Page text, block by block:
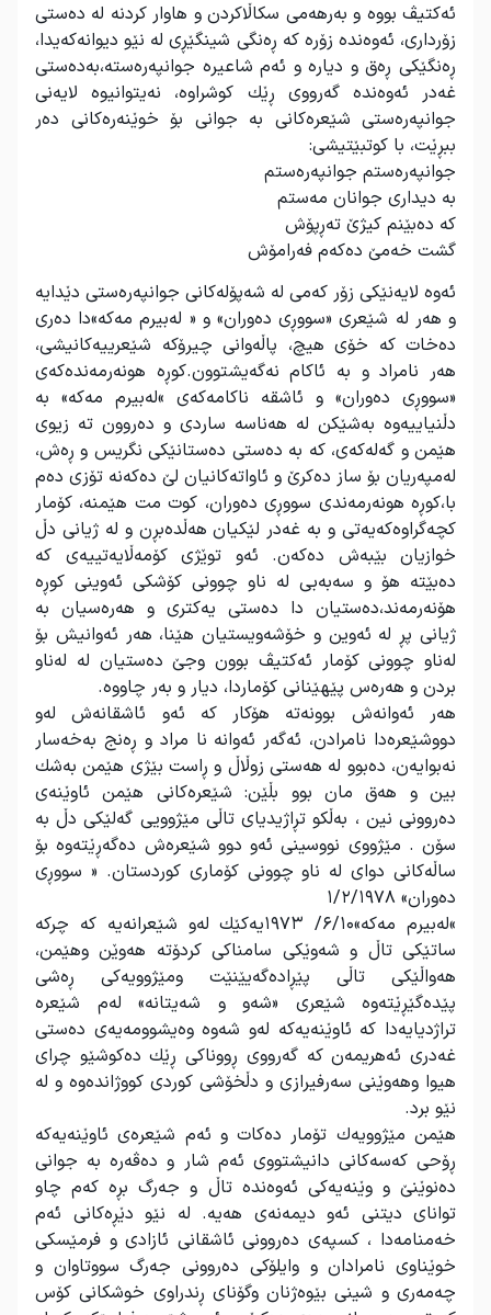
ئەكتیڤ بووە و بەرهەمی سكاڵاكردن و هاوار كردنە لە دەستی
زۆرداری، ئەوەندە زۆرە كە ڕەنگی شینگێڕی لە نێو دیوانەكەیدا،
ڕەنگێكی ڕەق و دیارە و ئەم شاعیرە جوانپەرەستە،بەدەستی
غەدر ئەوەندە گەرووی ڕێك كوشراوە، نەیتوانیوە لایەنی
جوانپەرەستی شێعرەكانی بە جوانی بۆ خوێنەرەكانی دەر
ببڕێت، با كوتبێتیشی:
جوانپەرەستم جوانپەرەستم
بە دیداری جوانان مەستم
كە دەبێنم كیژێ تەڕپۆش
گشت خەمێ دەكەم فەرامۆش
ئەوە لایەنێكی زۆر كەمی لە شەپۆلەكانی جوانپەرەستی دێدایە
و هەر لە شێعری «سووڕی دەوران» و « لەبیرم مەكە»دا دەری
دەخات كە خۆی هیچ، پاڵەوانی چیرۆكە شێعرییەكانیشی،
هەر نامراد و بە ئاكام نەگەیشتوون.كوڕە هونەرمەندەكەی
«سووڕی دەوران» و ئاشقە ناكامەكەی »لەبیرم مەكە» بە
دڵنیاییەوە بەشێكن لە هەناسە ساردی و دەروون تە زیوی
هێمن و گەلەكەی، كە بە دەستی دەستانێكی نگریس و ڕەش،
لەمپەریان بۆ ساز دەكرێ و ئاواتەكانیان لێ دەكەنە تۆزی دەم
با،كوڕە هونەرمەندی سووڕی دەوران، كوت مت هێمنە، كۆمار
كچەگراوەكەیەتی و بە غەدر لێكیان هەڵدەبڕن و لە ژیانی دڵ
خوازیان بێبەش دەكەن. ئەو توێژی كۆمەڵایەتییەی كە
دەبێتە هۆ و سەبەبی لە ناو چوونی كۆشكی ئەوینی كوڕە
هۆنەرمەند،دەستیان دا دەستی یەكتری و هەرەسیان بە
ژیانی پڕ لە ئەوین و خۆشەویستیان هێنا، هەر ئەوانیش بۆ
لەناو چوونی كۆمار ئەكتیڤ بوون وجێ دەستیان لە لەناو
بردن و هەرەس پێهێنانی كۆماردا، دیار و بەر چاووە.
هەر ئەوانەش بوونەتە هۆكار كە ئەو ئاشقانەش لەو
دووشێعرەدا نامرادن، ئەگەر ئەوانە نا مراد و ڕەنج بەخەسار
نەبوایەن، دەبوو لە هەستی زوڵاڵ و ڕاست بێژی هێمن بەشك
بین و هەق مان بوو بڵێن: شێعرەكانی هێمن ئاوێنەی
دەروونی نین ، بەڵكو تڕاژیدیای تاڵی مێژوویی گەلێكی دڵ بە
سۆن . مێژووی نووسینی ئەو دوو شێعرەش دەگەڕێتەوە بۆ
ساڵەكانی دوای لە ناو چوونی كۆماری كوردستان. « سووڕی
دەوران» ۱/۲/۱۹۷۸
«
لەبیرم مەكە»۶/۱۰/ ۱۹۷۳یەكێك لەو شێعرانەیە كە چركە
ساتێكی تاڵ و شەوێكی سامناكی كردۆتە هەوێن وهێمن،
هەواڵێكی تاڵی پێڕادەگەیێنێت ومێژوویەكی ڕەشی
پێدەگێڕێتەوە شێعری «شەو و شەیتانە» لەم شێعرە
تراژدیایەدا كە ئاوێنەیەكە لەو شەوە وەیشوومەیەی دەستی
غەدری ئەهریمەن كە گەرووی ڕووناكی ڕێك دەكوشێو چرای
هیوا وهەوێنی سەرفیرازی و دڵخۆشی كوردی كووژاندەوە و لە
نێو برد.
هێمن مێژوویەك تۆمار دەكات و ئەم شێعرەی ئاوێنەیەكە
ڕۆحی كەسەكانی دانیشتووی ئەم شار و دەڤەرە بە جوانی
دەنوێنێ و وێنەیەكی ئەوەندە تاڵ و جەرگ بڕە كەم چاو
توانای دیتنی ئەو دیمەنەی هەیە. لە نێو دێڕەكانی ئەم
خەمنامەدا ، كسپەی دەروونی ئاشقانی ئازادی و فرمێسكی
خوێناوی نامرادان و وایلۆكی دەروونی جەرگ سووتاوان و
چەمەری و شینی بێوەژنان وگۆنای ڕندراوی خوشكانی كۆس